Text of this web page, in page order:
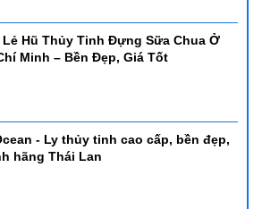
Lẻ Hũ Thủy Tinh Đựng Sữa Chua Ở
Minh – Bền Đẹp, Giá Tốt
- Ly thủy tinh cao cấp, bền đẹp,
hãng Thái Lan